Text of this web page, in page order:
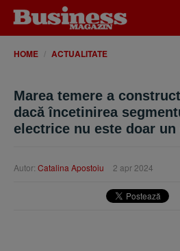
HOME ACTUALITATE
Marea temere a
dacă încetinirea
electrice nu este doar
Autor: Catalina Apostoiu 2 apr 2024